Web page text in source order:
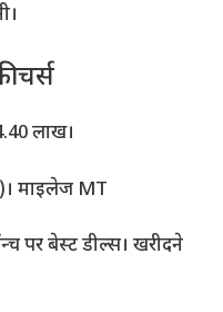
लाख।
माइलेज MT
पर बेस्ट डील्स। खरीदने